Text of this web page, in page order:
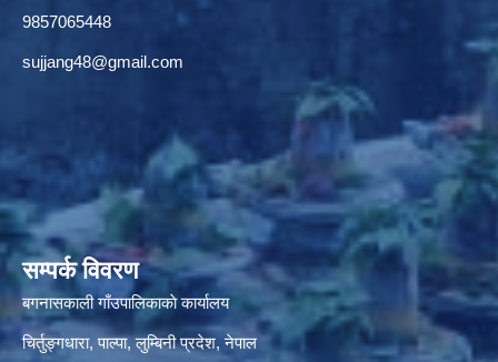
9857065448
sujjang48@gmail.com
सम्पर्क विवरण
बगनासकाली गाँउपालिकाकाे कार्यालय
चिर्तुङ्गधारा, पाल्पा, लुम्बिनी प्रदेश, नेपाल